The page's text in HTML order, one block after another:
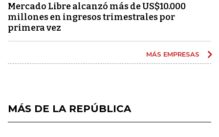
Mercado Libre alcanzó más de US$10.000
millones en ingresos trimestrales por
primera vez
MÁS EMPRESAS
MÁS DE LA REPÚBLICA